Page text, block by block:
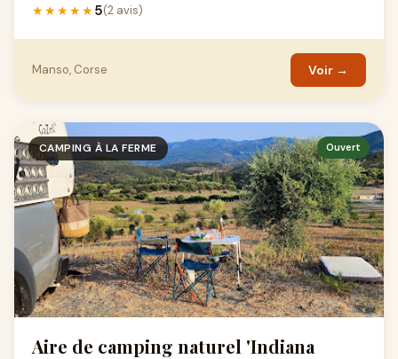
★★★★★5(2 avis)
Manso, Corse Voir →
CAMPING À LA FERME Ouvert
Aire de camping naturel 'Indiana